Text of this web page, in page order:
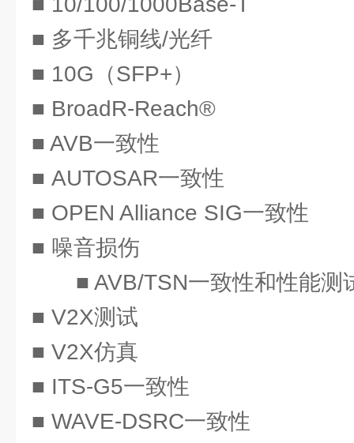
■ 多千兆铜线/光纤
■ 10G（SFP+）
■ BroadR-Reach®
■ AVB一致性
■ AUTOSAR一致性
■ OPEN Alliance SIG一致性
■ 噪音损伤
■ AVB/TSN一致性和性能测
■ V2X测试
■ V2X仿真
■ ITS-G5一致性
■ WAVE-DSRC一致性